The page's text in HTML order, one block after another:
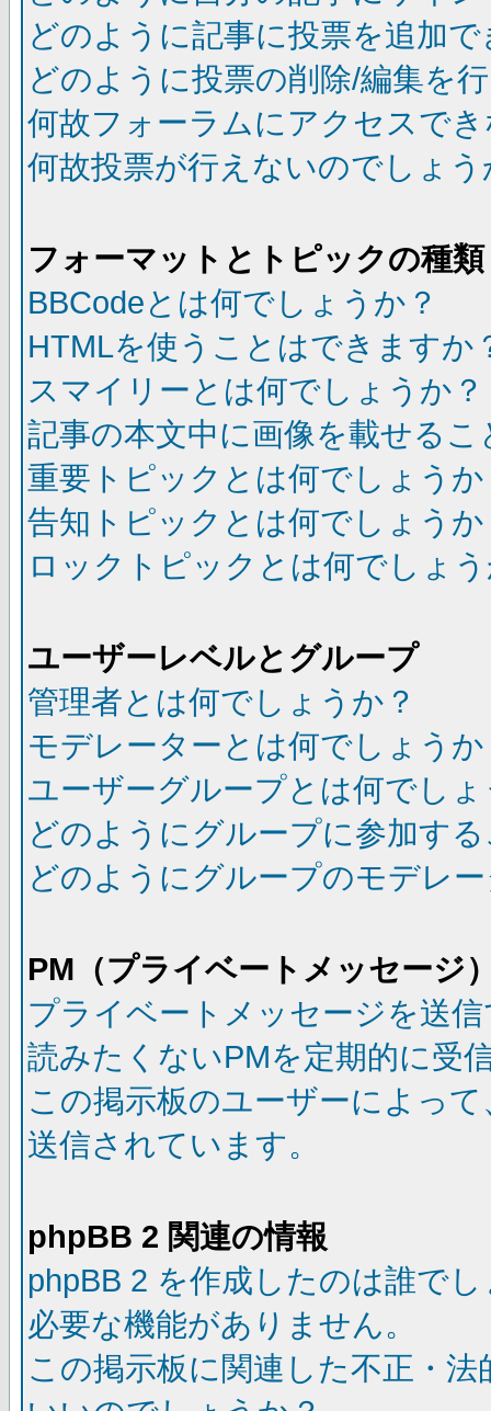
どのように記事に投票を追加
どのように投票の削除/編集を
何故フォーラムにアクセスで
何故投票が行えないのでしょう
フォーマットとトピックの種類
BBCodeとは何でしょうか？
HTMLを使うことはできますか
スマイリーとは何でしょうか？
記事の本文中に画像を載せる
重要トピックとは何でしょうか
告知トピックとは何でしょうか
ロックトピックとは何でしょ
ユーザーレベルとグループ
管理者とは何でしょうか？
モデレーターとは何でしょうか
ユーザーグループとは何でし
どのようにグループに参加す
どのようにグループのモデレ
PM（プライベートメッセージ
プライベートメッセージを送
読みたくないPMを定期的に受
この掲示板のユーザーによっ
送信されています。
phpBB 2 関連の情報
phpBB 2 を作成したのは誰で
必要な機能がありません。
この掲示板に関連した不正・